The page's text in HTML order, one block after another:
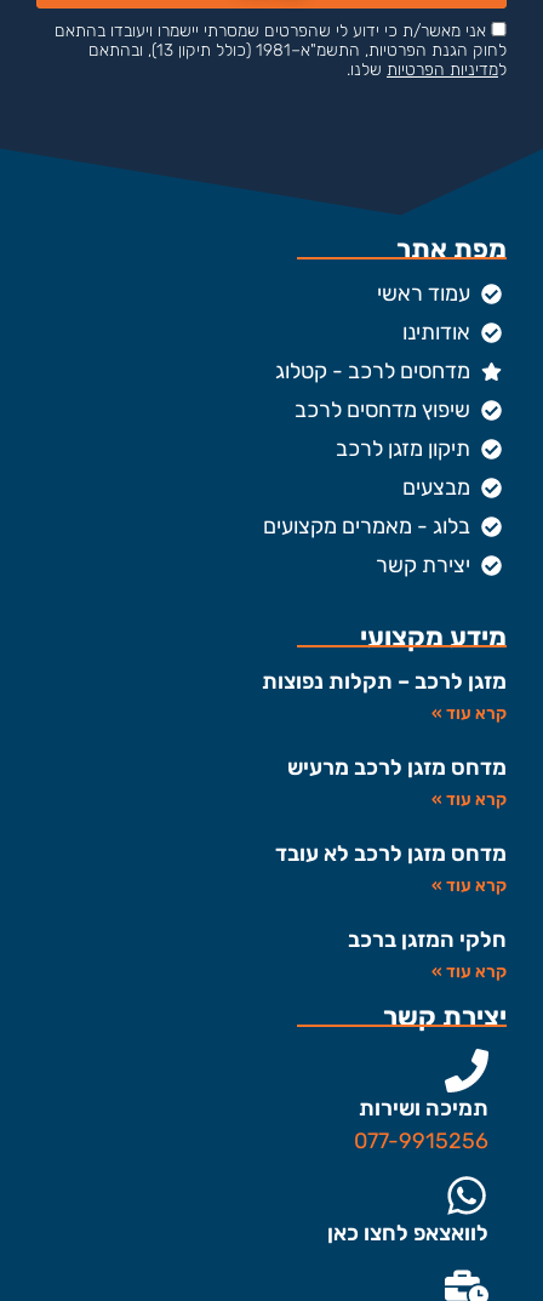
אני מאשר/ת כי ידוע לי שהפרטים שמסרתי יישמרו ויעובדו בהתאם
לחוק הגנת הפרטיות, התשמ"א–1981 (כולל תיקון 13), ובהתאם
למדיניות הפרטיות שלנו.
מפת אתר
עמוד ראשי
אודותינו
מדחסים לרכב - קטלוג
שיפוץ מדחסים לרכב
תיקון מזגן לרכב
מבצעים
בלוג - מאמרים מקצועים
יצירת קשר
מידע מקצועי
מזגן לרכב – תקלות נפוצות
קרא עוד »
מדחס מזגן לרכב מרעיש
קרא עוד »
מדחס מזגן לרכב לא עובד
קרא עוד »
חלקי המזגן ברכב
קרא עוד »
יצירת קשר
תמיכה ושירות
077-9915256
לוואצאפ לחצו כאן